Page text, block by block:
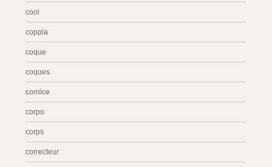
cool
coppia
coque
coques
cornice
corpo
corps
correcteur